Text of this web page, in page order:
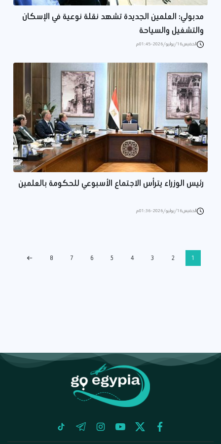
مدبولي: العلمين الجديدة تشهد نقلة نوعية في الإسكان
والتشغيل والسياحة
الخميس 16/يوليو/2026 - 01:45 م
رئيس الوزراء يترأس الاجتماع الأسبوعي للحكومة بالعلمين
الخميس 16/يوليو/2026 - 01:36 م
1
2
3
4
5
6
7
8
facebook
twitter
youtube
instagram
telegram
tiktok